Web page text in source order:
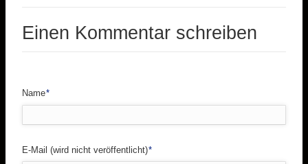
Einen Kommentar schreiben
Pflichtfeld
Name*
Pflichtfeld
E-Mail (wird nicht veröffentlicht)*